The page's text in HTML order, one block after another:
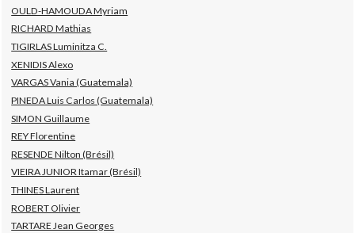
OULD-HAMOUDA Myriam
RICHARD Mathias
TIGIRLAS Luminitza C.
XENIDIS Alexo
VARGAS Vania (Guatemala)
PINEDA Luis Carlos (Guatemala)
SIMON Guillaume
REY Florentine
RESENDE Nilton (Brésil)
VIEIRA JUNIOR Itamar (Brésil)
THINES Laurent
ROBERT Olivier
TARTARE Jean Georges